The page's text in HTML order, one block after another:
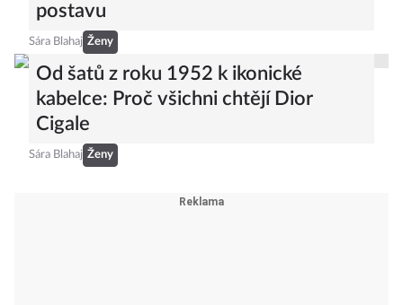
postavu
Sára Blahaj Ženy
Od šatů z roku 1952 k ikonické
kabelce: Proč všichni chtějí Dior
Cigale
Sára Blahaj Ženy